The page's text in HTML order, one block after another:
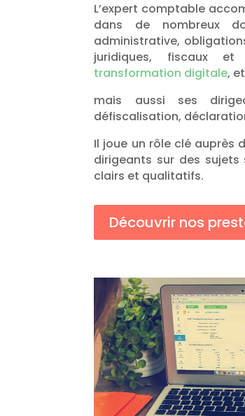
L’expert comptable
dans de nombreux
administrative,
juridiques, fiscaux et
transformation digitale,
mais aussi ses
défiscalisation,
Il joue un rôle clé auprès
dirigeants sur des
clairs et qualitatifs.
Découvrir nos